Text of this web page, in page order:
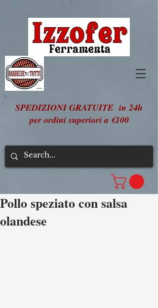
SPEDIZIONI GRATUITE in 24h
per ordini superiori a €100
Pollo speziato con salsa
olandese